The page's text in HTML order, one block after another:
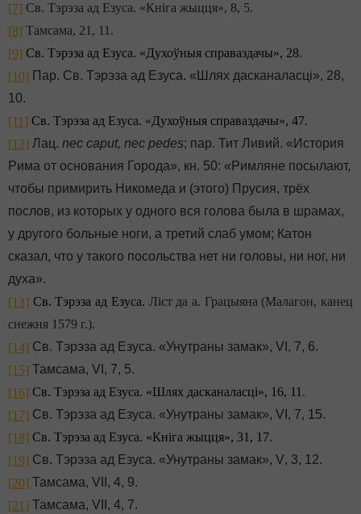
[7] Св. Тэрэза ад Езуса. «Кніга жыцця», 8, 5.
[8] Тамсама, 21, 11.
[9] Св. Тэрэза ад Езуса. «Духоўныя справаздачы», 28.
[10] Пар. Св. Тэрэза ад Езуса. «Шлях дасканаласці», 28,
10.
[11] Св. Тэрэза ад Езуса. «Духоўныя справаздачы», 47.
[12] Лац. nec caput, nec pedes; пар. Тит Ливий. «История
Рима от основания Города», кн. 50: «Римляне посылают,
чтобы примирить Никомеда и (этого) Прусия, трёх
послов, из которых у одного вся голова была в шрамах,
у другого больные ноги, а третий слаб умом; Катон
сказал, что у такого посольства нет ни головы, ни ног, ни
духа».
[13] Св. Тэрэза ад Езуса. Ліст да а. Грацыяна (Малагон, канец
снежня 1579 г.).
[14] Св. Тэрэза ад Езуса. «Унутраны замак», V І, 7, 6.
[15] Тамсама, V І, 7, 5.
[16] Св. Тэрэза ад Езуса. «Шлях дасканаласці», 16, 11.
[17] Св. Тэрэза ад Езуса. «Унутраны замак», V І, 7, 15.
[18] Св. Тэрэза ад Езуса. «Кніга жыцця», 31, 17.
[19] Св. Тэрэза ад Езуса. «Унутраны замак», V, 3, 12.
[20] Тамсама, V ІІ, 4, 9.
[21] Тамсама, V ІІ, 4, 7.